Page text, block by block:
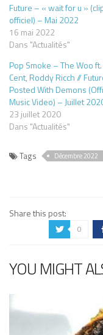
Future – « wait for u »
officiel) – Mai 2022
16 mai 2022
Dans "Actualités"
Pop Smoke – The Woo
Cent, Roddy Ricch //
Posted With Demons
Music Video) – Juillet
23 juillet 2020
Dans "Actualités"
Tags Décembre 2022
Share this post:
a 0
YOU MIGHT